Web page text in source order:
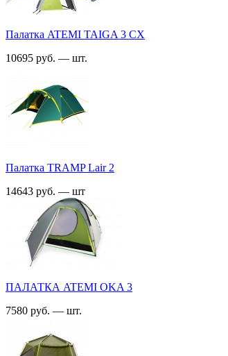
Палатка ATEMI TAIGA 3 СХ
10695 руб. — шт.
Палатка TRАMP Lair 2
14643 руб. — шт
ПАЛАТКА ATEMI OKA 3
7580 руб. — шт.